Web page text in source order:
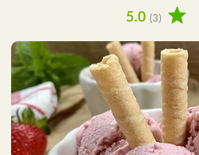
5.0 (3)